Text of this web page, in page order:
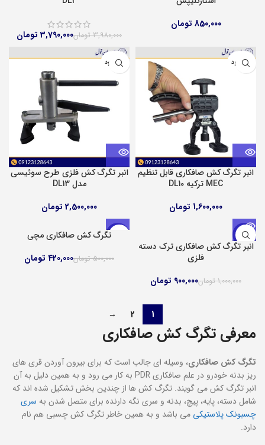
تومان
3,980,000 تومان3,790,000 تومان
ناموجود
انبر تگرگ کش صافکاری قابل تنظیم
MEC ترکیه DL10
تومان
ناموجود
انبر تگرگ کش فلزی طرح سوئیسی
مدل DL13
تومان
-10%
انبر تگرگ کش صافکاری ترک دسته
فلزی
1,000,000 تومان900,000 تومان
ناموجود
تگرگ کش صافکاری مچی
500,000 تومان420,000 تومان
1
2
→
معرفی تگرگ کش صافکاری
تگرگ کش صافکاری، وسیله ای جالب است که برای بیرون آوردن قری های
ریز بدنه خودرو در علم صافکاری PDR به کار می رود و به همین دلیل به آن
انبر تگرگ کش می گویند. تگرگ کش ها از چندین بخش تشکیل شده اند که
شامل دسته، پایه، پیچ، بدنه و سری نگه دارنده برای متصل شدن به سری
چسبونک پلاستیکی می باشد و به همین خاطر تگرگ کش چسبی هم نام
دارد.